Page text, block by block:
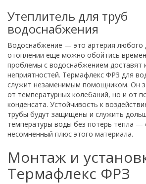
Утеплитель для труб
водоснабжения
Водоснабжение — это артерия любого
отоплении ещё можно обойтись
проблемы с водоснабжением доставят
неприятностей. Термафлекс ФРЗ для
служит незаменимым помощником. Он
от температурных колебаний, но и от
конденсата. Устойчивость к
трубы будут защищены и служить
температуры воды без потерь тепла —
несомненный плюс этого материала.
Монтаж и
Термафлекс ФРЗ